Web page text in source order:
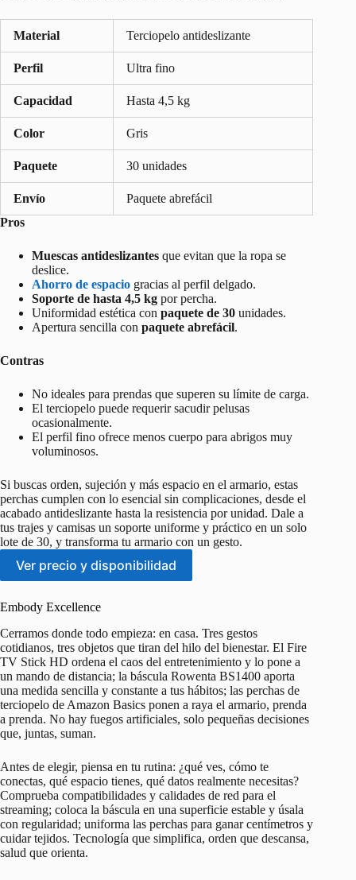
Material Terciopelo antideslizante
Perfil Ultra fino
Capacidad Hasta 4,5 kg
Color Gris
Paquete 30 unidades
Envío
Paquete abrefácil
Pros
Muescas antideslizantes que evitan que la ropa se
deslice.
Ahorro de espacio gracias al perfil delgado.
Soporte de hasta 4,5 kg por percha.
Uniformidad estética con paquete de 30 unidades.
Apertura sencilla con paquete abrefácil.
Contras
No ideales para prendas que superen su límite de carga.
El terciopelo puede requerir sacudir pelusas
ocasionalmente.
El perfil fino ofrece menos cuerpo para abrigos muy
voluminosos.
Si buscas orden, sujeción y más espacio en el armario, estas
perchas cumplen con lo esencial sin complicaciones, desde el
acabado antideslizante hasta la resistencia por unidad. Dale a
tus trajes y camisas un soporte uniforme y práctico en un solo
lote de 30, y transforma tu armario con un gesto.
Ver precio y disponibilidad
Embody Excellence
Cerramos donde todo empieza: en casa. Tres gestos
cotidianos, tres objetos que tiran del hilo del bienestar. El Fire
TV Stick HD ordena el caos del entretenimiento y lo pone a
un mando de distancia; la báscula Rowenta BS1400 aporta
una medida sencilla y constante a tus hábitos; las perchas de
terciopelo de Amazon Basics ponen a raya el armario, prenda
a prenda. No hay fuegos artificiales, solo pequeñas decisiones
que, juntas, suman.
Antes de elegir, piensa en tu rutina: ¿qué ves, cómo te
conectas, qué espacio tienes, qué datos realmente necesitas?
Comprueba compatibilidades y calidades de red para el
streaming; coloca la báscula en una superficie estable y úsala
con regularidad; uniforma las perchas para ganar centímetros y
cuidar tejidos. Tecnología que simplifica, orden que descansa,
salud que orienta.